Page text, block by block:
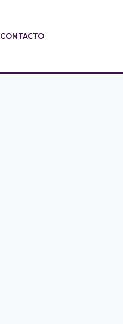
CONTACTO